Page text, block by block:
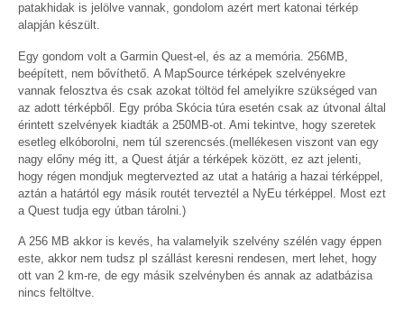
patakhidak is jelölve vannak, gondolom azért mert katonai térkép
alapján készült.
Egy gondom volt a Garmin Quest-el, és az a memória. 256MB,
beépített, nem bővíthető. A MapSource térképek szelvényekre
vannak felosztva és csak azokat töltöd fel amelyikre szükséged van
az adott térképből. Egy próba Skócia túra esetén csak az útvonal által
érintett szelvények kiadták a 250MB-ot. Ami tekintve, hogy szeretek
esetleg elkóborolni, nem túl szerencsés.(mellékesen viszont van egy
nagy előny még itt, a Quest átjár a térképek között, ez azt jelenti,
hogy régen mondjuk megtervezted az utat a határig a hazai térképpel,
aztán a határtól egy másik routét terveztél a NyEu térképpel. Most ezt
a Quest tudja egy útban tárolni.)
A 256 MB akkor is kevés, ha valamelyik szelvény szélén vagy éppen
este, akkor nem tudsz pl szállást keresni rendesen, mert lehet, hogy
ott van 2 km-re, de egy másik szelvényben és annak az adatbázisa
nincs feltöltve.